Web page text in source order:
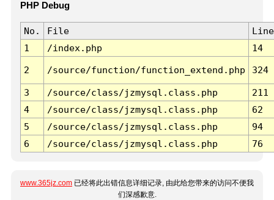
PHP Debug
No. File
Line
1
/index.php 14
2 /source/function/function_extend.php 324
3 /source/class/jzmysql.class.php
211
4
/source/class/jzmysql.class.php
62
5
/source/class/jzmysql.class.php
94
6
/source/class/jzmysql.class.php 76
www.365jz.com 已经将此出错信息详细记录, 由此给您带来的访问不便我
们深感歉意.